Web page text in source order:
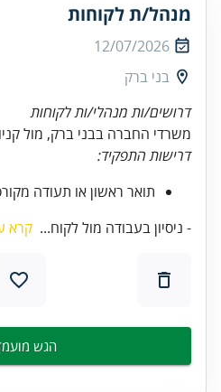
מנהל/ת לקוחות
12/07/2026
בני ברק
דרושים/ות מנהלי/ות לקוחות
משרדי החברה בבני ברק, מול קניון
דרישות התפקיד:
תואר ראשון או תעודה
- ניסיון בעבודה מול לקוח... קרא
הגש